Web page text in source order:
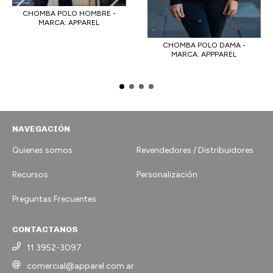
CHOMBA POLO HOMBRE -
MARCA: APPAREL
CHOMBA POLO DAMA -
MARCA: APPPAREL
NAVEGACIÓN
Quienes somos Revendedores / Distribuidores
Recursos Personalización
Preguntas Frecuentes
CONTACTANOS
11 3952-3097
comercial@apparel.com.ar